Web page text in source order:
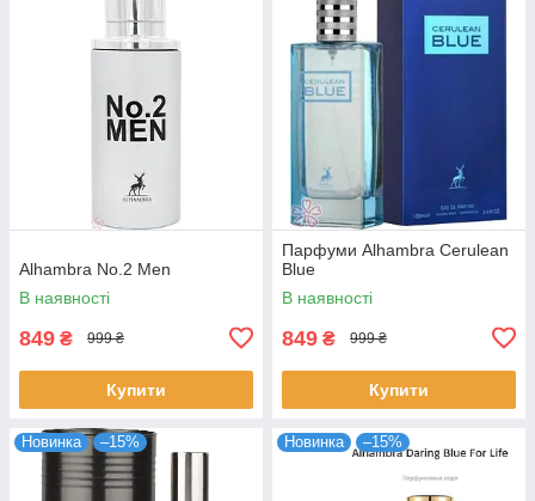
Alhambra No.2 Men
В наявності
849 ₴ 999 ₴
Купити
Парфуми Alhambra Cerulean
Blue
В наявності
849 ₴ 999 ₴
Купити
Новинка –15% Новинка –15%